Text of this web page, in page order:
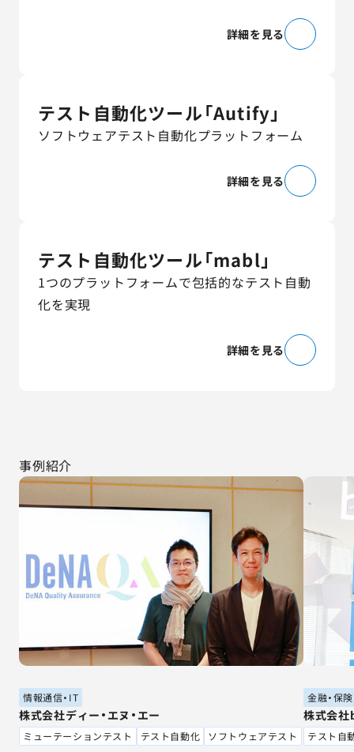
詳細を見る
テスト自動化ツール「Autify」
ソフトウェアテスト自動化プラットフォーム
詳細を見る
テスト自動化ツール「mabl」
1つのプラットフォームで包括的なテスト自動
化を実現
詳細を見る
事例紹介
情報通信・IT
株式会社ディー・エヌ・エー
ミューテーションテスト テスト自動化 ソフトウェアテスト
金融・保険
株式会
テスト自